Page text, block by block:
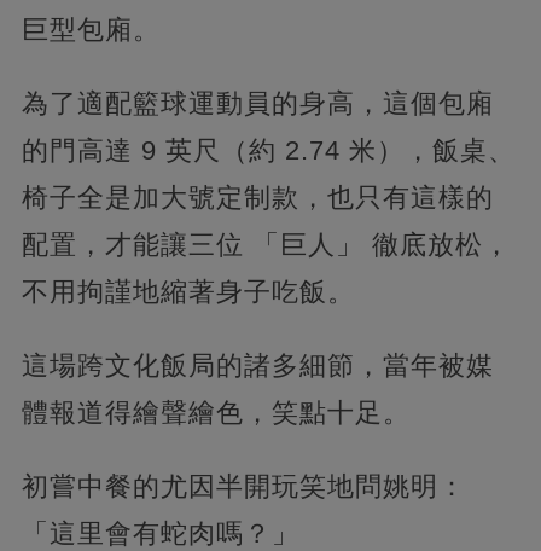
巨型包廂。
為了適配籃球運動員的身高，這個包廂
的門高達 9 英尺（約 2.74 米），飯桌、
椅子全是加大號定制款，也只有這樣的
配置，才能讓三位 「巨人」 徹底放松，
不用拘謹地縮著身子吃飯。
這場跨文化飯局的諸多細節，當年被媒
體報道得繪聲繪色，笑點十足。
初嘗中餐的尤因半開玩笑地問姚明：
「這里會有蛇肉嗎？」